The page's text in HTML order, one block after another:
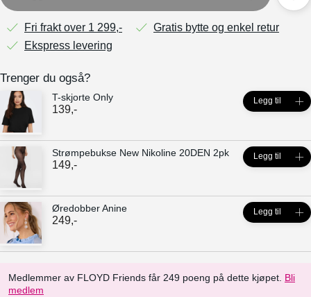
Fri frakt over 1 299,-
Gratis bytte og enkel retur
Ekspress levering
Medlemmer av FLOYD Friends får 249 poeng på dette kjøpet. Bli
medlem
Trenger du også?
T-skjorte Only
139,-
Legg til
Strømpebukse New Nikoline 20DEN 2pk
149,-
Legg til
Øredobber Anine
249,-
Legg til